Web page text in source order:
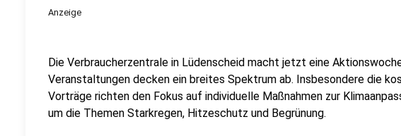
Anzeige
Die Verbraucherzentrale in Lüdenscheid macht jetzt eine
Veranstaltungen decken ein breites Spektrum ab. Insbesondere die
Vorträge richten den Fokus auf individuelle Maßnahmen zur
um die Themen Starkregen, Hitzeschutz und Begrünung.